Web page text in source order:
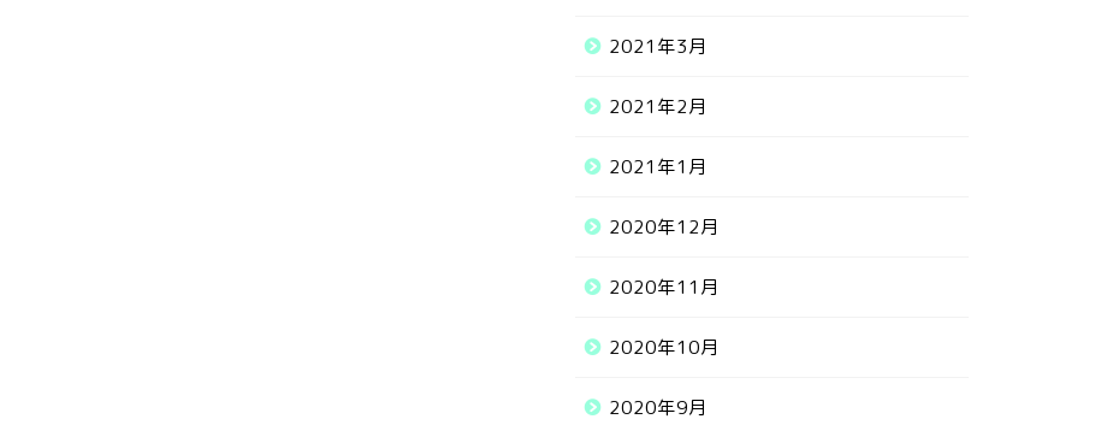
2021年3月
2021年2月
2021年1月
2020年12月
2020年11月
2020年10月
2020年9月